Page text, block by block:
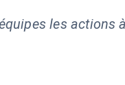
les actions